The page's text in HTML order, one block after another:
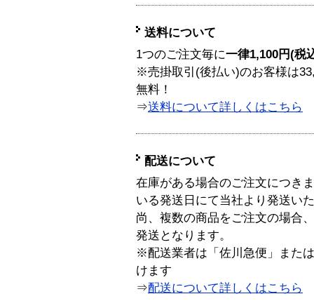
送料について
1つのご注文毎に一律1,100円(税
※売掛取引(後払い)のお客様は
無料！
⇒送料について詳しくはこちら
配送について
在庫がある場合のご注文につき
いる発送日にて当社より発送い
尚、複数の商品をご注文の場合
発送となります。
※配送業者は「佐川急便」また
けます
⇒配送について詳しくはこちら